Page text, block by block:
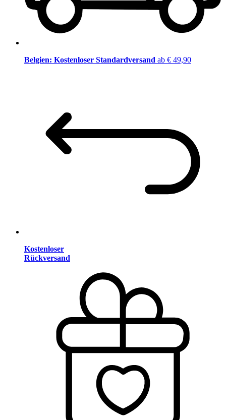
Belgien: Kostenloser Standardversand ab € 49,90
Kostenloser
Rückversand